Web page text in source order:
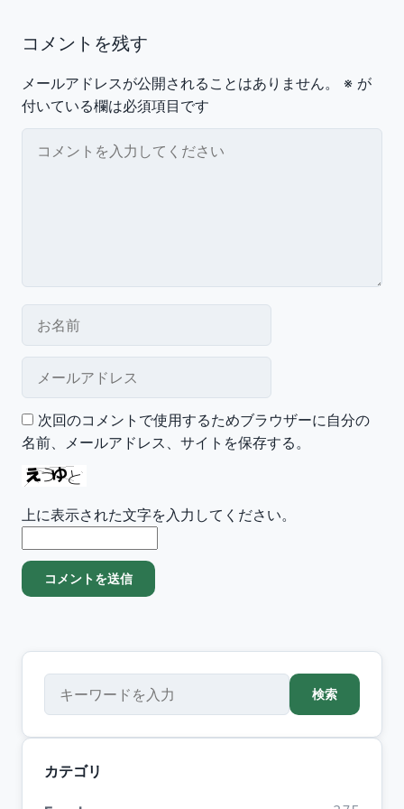
コメントを残す
メールアドレスが公開されることはありません。 ※ が
付いている欄は必須項目です
次回のコメントで使用するためブラウザーに自分の
名前、メールアドレス、サイトを保存する。
上に表示された文字を入力してください。
検索
カテゴリ